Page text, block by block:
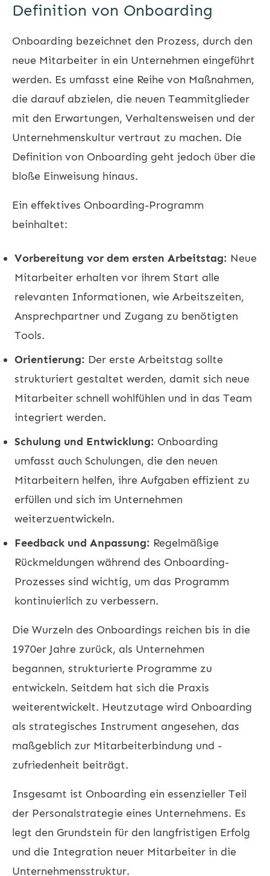
Definition von Onboarding
Onboarding bezeichnet den Prozess, durch den
neue Mitarbeiter in ein Unternehmen eingeführt
werden. Es umfasst eine Reihe von Maßnahmen,
die darauf abzielen, die neuen Teammitglieder
mit den Erwartungen, Verhaltensweisen und der
Unternehmenskultur vertraut zu machen. Die
Definition von Onboarding geht jedoch über die
bloße Einweisung hinaus.
Ein effektives Onboarding-Programm
beinhaltet:
Vorbereitung vor dem ersten Arbeitstag: Neue
Mitarbeiter erhalten vor ihrem Start alle
relevanten Informationen, wie Arbeitszeiten,
Ansprechpartner und Zugang zu benötigten
Tools.
Orientierung: Der erste Arbeitstag sollte
strukturiert gestaltet werden, damit sich neue
Mitarbeiter schnell wohlfühlen und in das Team
integriert werden.
Schulung und Entwicklung: Onboarding
umfasst auch Schulungen, die den neuen
Mitarbeitern helfen, ihre Aufgaben effizient zu
erfüllen und sich im Unternehmen
weiterzuentwickeln.
Feedback und Anpassung: Regelmäßige
Rückmeldungen während des Onboarding-
Prozesses sind wichtig, um das Programm
kontinuierlich zu verbessern.
Die Wurzeln des Onboardings reichen bis in die
1970er Jahre zurück, als Unternehmen
begannen, strukturierte Programme zu
entwickeln. Seitdem hat sich die Praxis
weiterentwickelt. Heutzutage wird Onboarding
als strategisches Instrument angesehen, das
maßgeblich zur Mitarbeiterbindung und -
zufriedenheit beiträgt.
Insgesamt ist Onboarding ein essenzieller Teil
der Personalstrategie eines Unternehmens. Es
legt den Grundstein für den langfristigen Erfolg
und die Integration neuer Mitarbeiter in die
Unternehmensstruktur.